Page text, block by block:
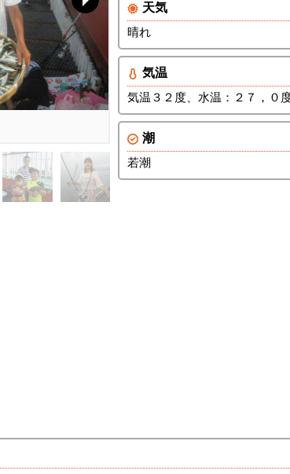
天気
晴れ
気温
気温３２度、水温：２７，０
潮
若潮